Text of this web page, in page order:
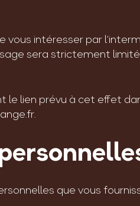
vous intéresser par
sera strictement
le lien prévu à cet effet
que vous